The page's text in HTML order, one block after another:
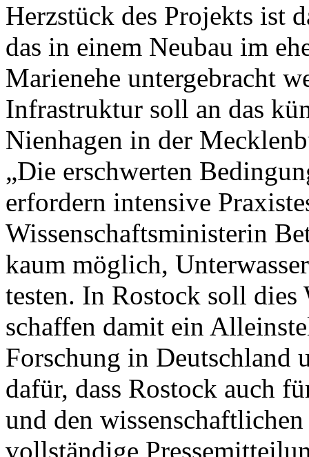
Herzstück des Projekts ist
das in einem Neubau im
Marienehe untergebracht
Infrastruktur soll an das
Nienhagen in der
„Die erschwerten
erfordern intensive
Wissenschaftsministerin
kaum möglich,
testen. In Rostock soll
schaffen damit ein
Forschung in Deutschland
dafür, dass Rostock auch
und den
vollständige